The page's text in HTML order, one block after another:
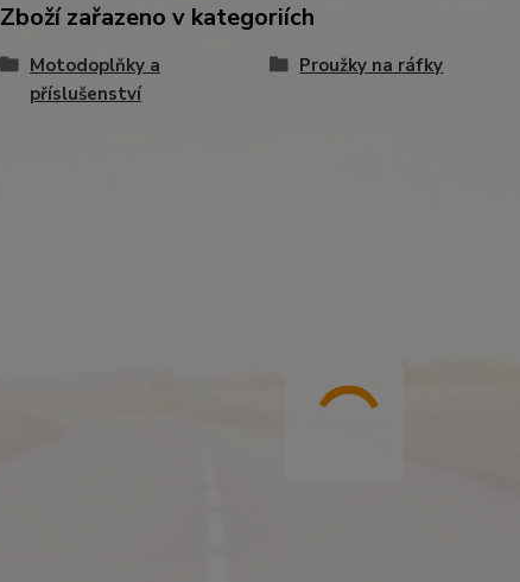
Zboží zařazeno v kategoriích
Motodoplňky a
příslušenství
Proužky na ráfky